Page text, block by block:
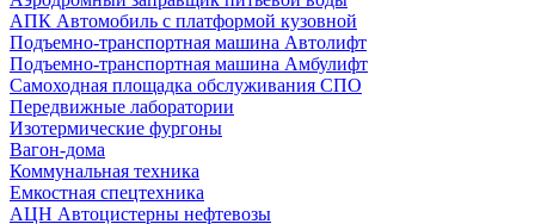
АПК Автомобиль с платформой кузовной
Подъемно-транспортная машина Автолифт
Подъемно-транспортная машина Амбулифт
Самоходная площадка обслуживания СПО
Передвижные лаборатории
Изотермические фургоны
Вагон-дома
Коммунальная техника
Емкостная спецтехника
АЦН Автоцистерны нефтевозы